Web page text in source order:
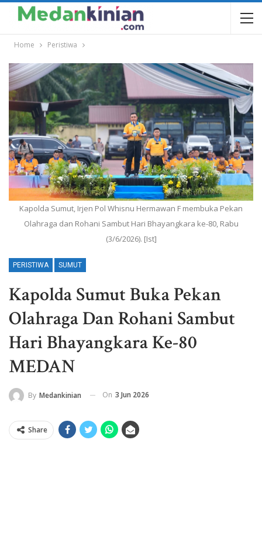
Home Peristiwa
Kapolda Sumut, Irjen Pol Whisnu Hermawan F membuka Pekan
Olahraga dan Rohani Sambut Hari Bhayangkara ke-80, Rabu
(3/6/2026). [Ist]
PERISTIWA SUMUT
Kapolda Sumut Buka Pekan
Olahraga Dan Rohani Sambut
Hari Bhayangkara Ke-80
MEDAN
By Medankinian On 3 Jun 2026
Share